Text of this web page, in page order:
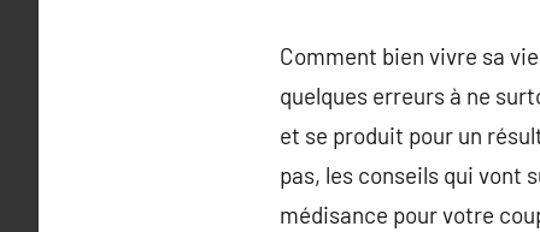
Comment bien vivre sa
quelques erreurs à ne
et se produit pour un
pas, les conseils qui vont
médisance pour votre